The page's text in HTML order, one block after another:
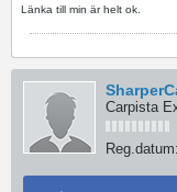
Länka till min är helt ok.
Carpista
Reg.datum: